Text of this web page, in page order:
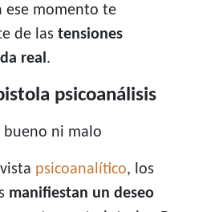
ese momento te
de las tensiones
real.
psicoanálisis
bueno ni malo
psicoanalítico, los
manifiestan un deseo